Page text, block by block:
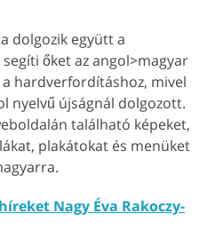
dolgozik együtt a
őket az angol>magyar
hardverfordításhoz, mivel
nyelvű újságnál dolgozott.
található képeket,
plakátokat és menüket
Nagy Éva Rakoczy-